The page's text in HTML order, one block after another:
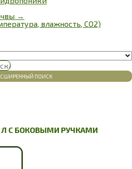
→
влажность, СО2)
ПОИСК
Л С БОКОВЫМИ РУЧКАМИ